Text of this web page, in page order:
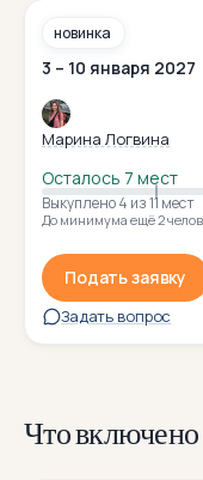
новинка
3 – 10 января 2027
Марина Логвина
Осталось 7 мест
Выкуплено 4 из 11 мест
До минимума ещё 2
Подать заявку
Задать вопрос
Что включено